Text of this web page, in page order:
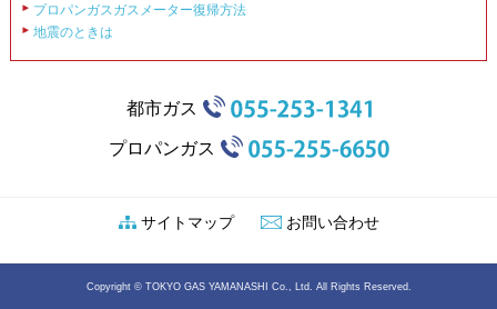
プロパンガスガスメーター復帰方法
地震のときは
都市ガス
プロパンガス
サイトマップ お問い合わせ
Copyright © TOKYO GAS YAMANASHI Co., Ltd. All Rights Reserved.